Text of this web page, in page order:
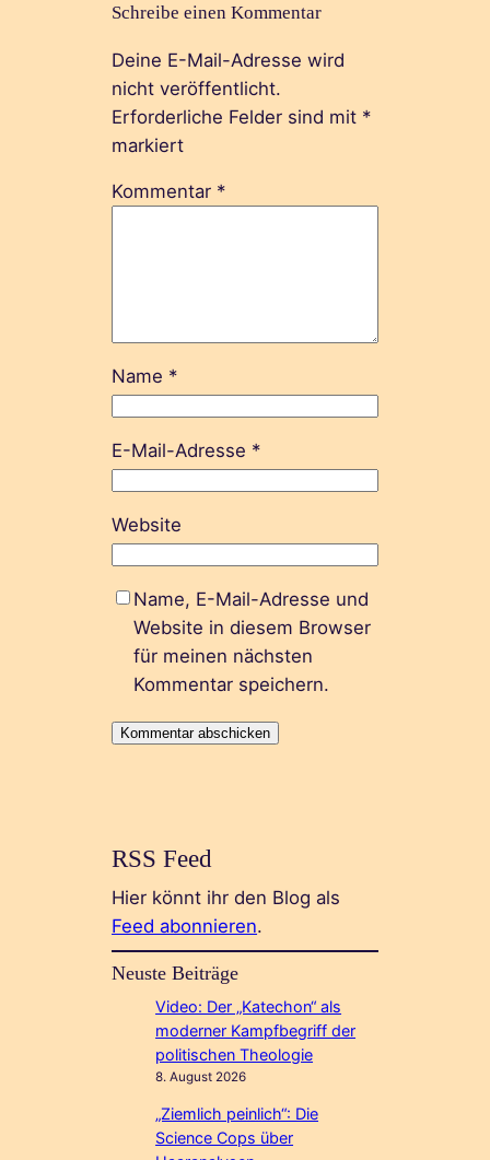
Schreibe einen Kommentar
Deine E-Mail-Adresse wird
nicht veröffentlicht.
Erforderliche Felder sind mit *
markiert
Kommentar *
Name *
E-Mail-Adresse *
Website
Name, E-Mail-Adresse und
Website in diesem Browser
für meinen nächsten
Kommentar speichern.
RSS Feed
Hier könnt ihr den Blog als
Feed abonnieren.
Neuste Beiträge
Video: Der „Katechon“ als
moderner Kampfbegriff der
politischen Theologie
8. August 2026
„Ziemlich peinlich“: Die
Science Cops über